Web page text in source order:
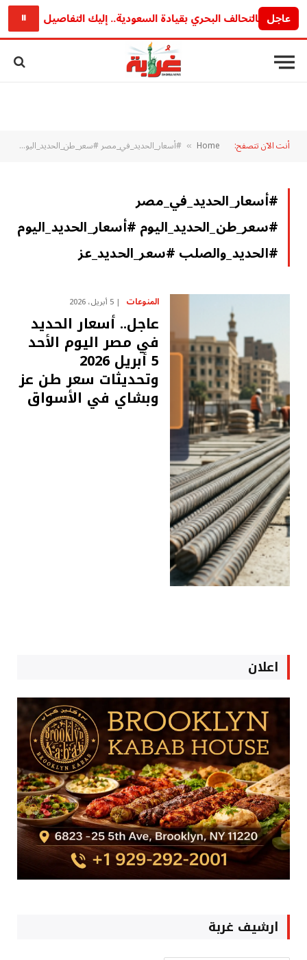
عاجل ⏸
أنت الآن تتصفح: Home
» #أسعار_الحديد_في_مصر #سعر_طن_الحديد_اليوم #أسعار_الحديد_اليوم #الحديد_والصلب #سعر_الحديد_عز
#أسعار_الحديد_في_مصر
#سعر_طن_الحديد_اليوم #أسعار_الحديد_اليوم
#الحديد_والصلب #سعر_الحديد_عز
المنوعات 5 أبريل، 2026
عاجل.. أسعار الحديد
في مصر اليوم الأحد
5 أبريل 2026
وتحديثات سعر طن عز
وبشاي في الأسواق
اعلان
ارشيف غربة